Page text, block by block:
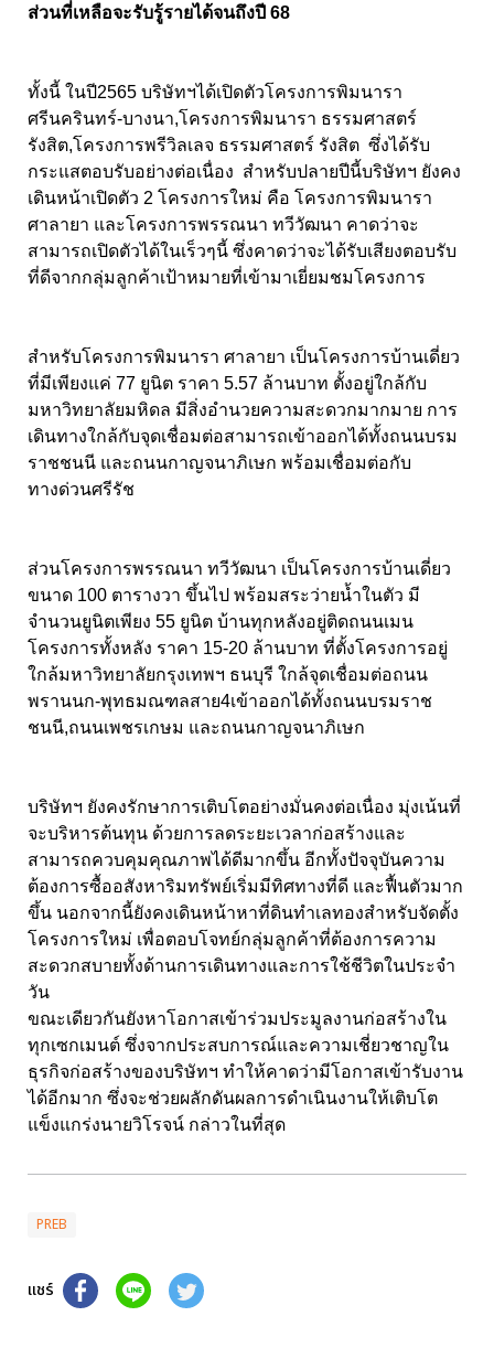
ส่วนที่เหลือจะรับรู้รายได้จนถึงปี 68
ทั้งนี้ ในปี2565 บริษัทฯได้เปิดตัวโครงการพิมนารา
ศรีนครินทร์-บางนา,โครงการพิมนารา ธรรมศาสตร์
รังสิต,โครงการพรีวิลเลจ ธรรมศาสตร์ รังสิต ซึ่งได้รับ
กระแสตอบรับอย่างต่อเนื่อง สำหรับปลายปีนี้บริษัทฯ ยังคง
เดินหน้าเปิดตัว 2 โครงการใหม่ คือ โครงการพิมนารา
ศาลายา และโครงการพรรณนา ทวีวัฒนา คาดว่าจะ
สามารถเปิดตัวได้ในเร็วๆนี้ ซึ่งคาดว่าจะได้รับเสียงตอบรับ
ที่ดีจากกลุ่มลูกค้าเป้าหมายที่เข้ามาเยี่ยมชมโครงการ
สำหรับโครงการพิมนารา ศาลายา เป็นโครงการบ้านเดี่ยว
ที่มีเพียงแค่ 77 ยูนิต ราคา 5.57 ล้านบาท ตั้งอยู่ใกล้กับ
มหาวิทยาลัยมหิดล มีสิ่งอำนวยความสะดวกมากมาย การ
เดินทางใกล้กับจุดเชื่อมต่อสามารถเข้าออกได้ทั้งถนนบรม
ราชชนนี และถนนกาญจนาภิเษก พร้อมเชื่อมต่อกับ
ทางด่วนศรีรัช
ส่วนโครงการพรรณนา ทวีวัฒนา เป็นโครงการบ้านเดี่ยว
ขนาด 100 ตารางวา ขึ้นไป พร้อมสระว่ายน้ำในตัว มี
จำนวนยูนิตเพียง 55 ยูนิต บ้านทุกหลังอยู่ติดถนนเมน
โครงการทั้งหลัง ราคา 15-20 ล้านบาท ที่ตั้งโครงการอยู่
ใกล้มหาวิทยาลัยกรุงเทพฯ ธนบุรี ใกล้จุดเชื่อมต่อถนน
พรานนก-พุทธมณฑลสาย4เข้าออกได้ทั้งถนนบรมราช
ชนนี,ถนนเพชรเกษม และถนนกาญจนาภิเษก
บริษัทฯ ยังคงรักษาการเติบโตอย่างมั่นคงต่อเนื่อง มุ่งเน้นที่
จะบริหารต้นทุน ด้วยการลดระยะเวลาก่อสร้างและ
สามารถควบคุมคุณภาพได้ดีมากขึ้น อีกทั้งปัจจุบันความ
ต้องการซื้ออสังหาริมทรัพย์เริ่มมีทิศทางที่ดี และฟื้นตัวมาก
ขึ้น นอกจากนี้ยังคงเดินหน้าหาที่ดินทำเลทองสำหรับจัดตั้ง
โครงการใหม่ เพื่อตอบโจทย์กลุ่มลูกค้าที่ต้องการความ
สะดวกสบายทั้งด้านการเดินทางและการใช้ชีวิตในประจำ
วัน
ขณะเดียวกันยังหาโอกาสเข้าร่วมประมูลงานก่อสร้างใน
ทุกเซกเมนต์ ซึ่งจากประสบการณ์และความเชี่ยวชาญใน
ธุรกิจก่อสร้างของบริษัทฯ ทำให้คาดว่ามีโอกาสเข้ารับงาน
ได้อีกมาก ซึ่งจะช่วยผลักดันผลการดำเนินงานให้เติบโต
แข็งแกร่งนายวิโรจน์ กล่าวในที่สุด
PREB
แชร์